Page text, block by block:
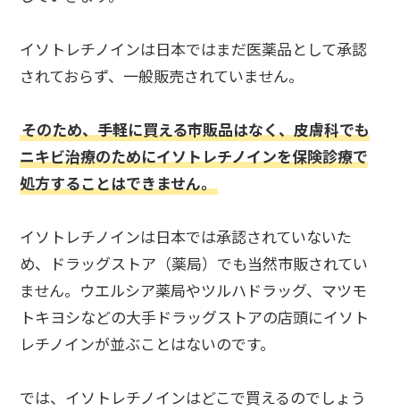
イソトレチノインは日本ではまだ医薬品として承認
されておらず、一般販売されていません。
そのため、手軽に買える市販品はなく、皮膚科でも
ニキビ治療のためにイソトレチノインを保険診療で
処方することはできません。
イソトレチノインは日本では承認されていないた
め、ドラッグストア（薬局）でも当然市販されてい
ません。ウエルシア薬局やツルハドラッグ、マツモ
トキヨシなどの大手ドラッグストアの店頭にイソト
レチノインが並ぶことはないのです。
では、イソトレチノインはどこで買えるのでしょう